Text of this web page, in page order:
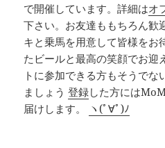
で開催しています。詳細はオ
下さい。お友達ももちろん歓
キと乗馬を用意して皆様をお
たビールと最高の笑顔でお迎
トに参加できる方もそうでな
ましょう登録した方には
届けします。
ヽ(ﾟ∀ﾟ)ﾉ